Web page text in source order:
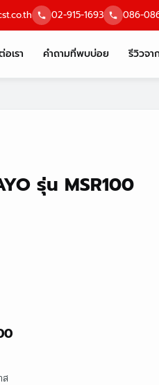
02-915-1693 086-
เรา คำถามที่พบบ่อย รีวิวจา
รุ่น MSR100
ส